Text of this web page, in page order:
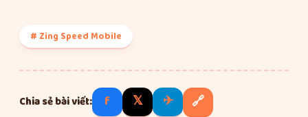
# Zing Speed Mobile
Chia sẻ bài viết: f 𝕏 ✈ 🔗